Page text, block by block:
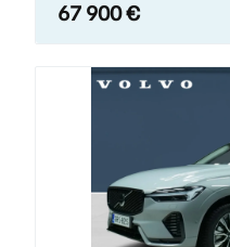
67 900 €